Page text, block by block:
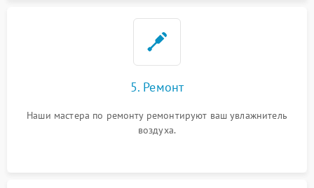
5. Ремонт
Наши мастера по ремонту ремонтируют ваш увлажнитель
воздуха.